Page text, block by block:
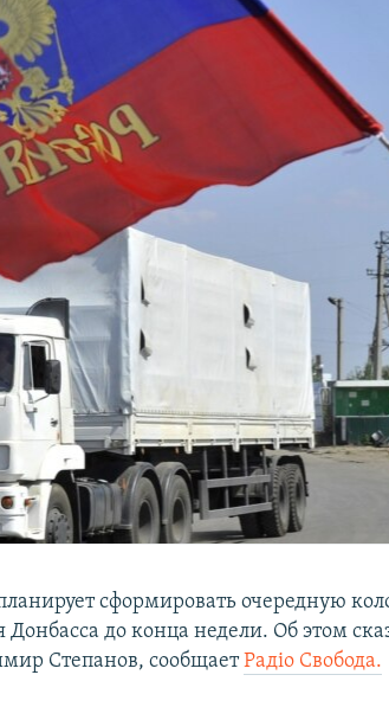
сформировать очередную
до конца недели. Об этом
Степанов, сообщаетРадіо Свобода.